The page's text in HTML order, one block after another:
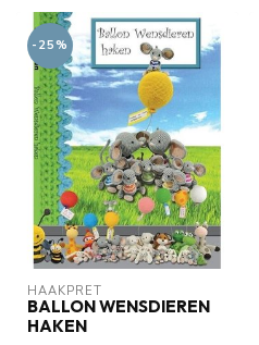
-25%
HAAKPRET
BALLON WENSDIEREN
HAKEN